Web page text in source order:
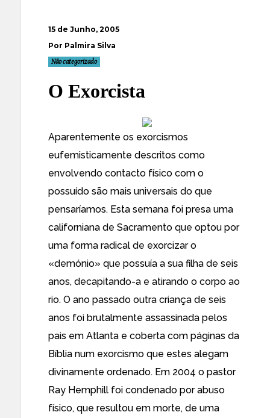
15 de Junho, 2005
Por Palmira Silva
Não categorizado
O Exorcista
Aparentemente os exorcismos
eufemisticamente descritos como
envolvendo contacto físico com o
possuído são mais universais do que
pensaríamos. Esta semana foi presa uma
californiana de Sacramento que optou por
uma forma radical de exorcizar o
«demónio» que possuía a sua filha de seis
anos, decapitando-a e atirando o corpo ao
rio. O ano passado outra criança de seis
anos foi brutalmente assassinada pelos
pais em Atlanta e coberta com páginas da
Bíblia num exorcismo que estes alegam
divinamente ordenado. Em 2004 o pastor
Ray Hemphill foi condenado por abuso
físico, que resultou em morte, de uma